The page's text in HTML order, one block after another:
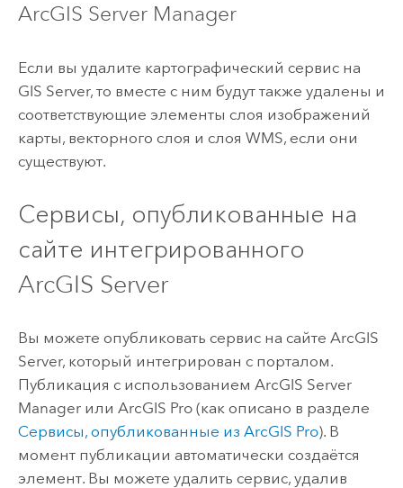
ArcGIS Server Manager
Если вы удалите картографический сервис на
GIS Server, то вместе с ним будут также удалены и
соответствующие элементы слоя изображений
карты, векторного слоя и слоя WMS, если они
существуют.
Сервисы, опубликованные на
сайте интегрированного
ArcGIS Server
Вы можете опубликовать сервис на сайте ArcGIS
Server, который интегрирован с порталом.
Публикация с использованием ArcGIS Server
Managerили ArcGIS Pro(как описано в разделе
Сервисы, опубликованные из ArcGIS Pro).В
момент публикации автоматически создаётся
элемент. Вы можете удалить сервис, удалив